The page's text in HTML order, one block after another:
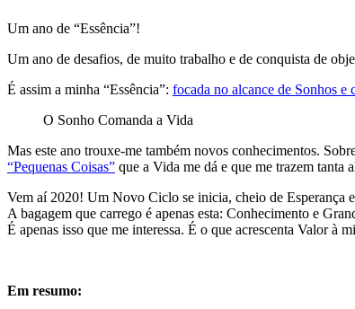
Um ano de “Essência”!
Um ano de desafios, de muito trabalho e de conquista de
É assim a minha “Essência”: focada no alcance de Sonhos e
O Sonho Comanda a Vida
Mas este ano trouxe-me também novos conhecimentos.
“Pequenas Coisas” que a Vida me dá e que me trazem tanta
Vem aí 2020! Um Novo Ciclo se inicia, cheio de Esperança
A bagagem que carrego é apenas esta: Conhecimento e
É apenas isso que me interessa. É o que acrescenta Valor à
Em resumo: